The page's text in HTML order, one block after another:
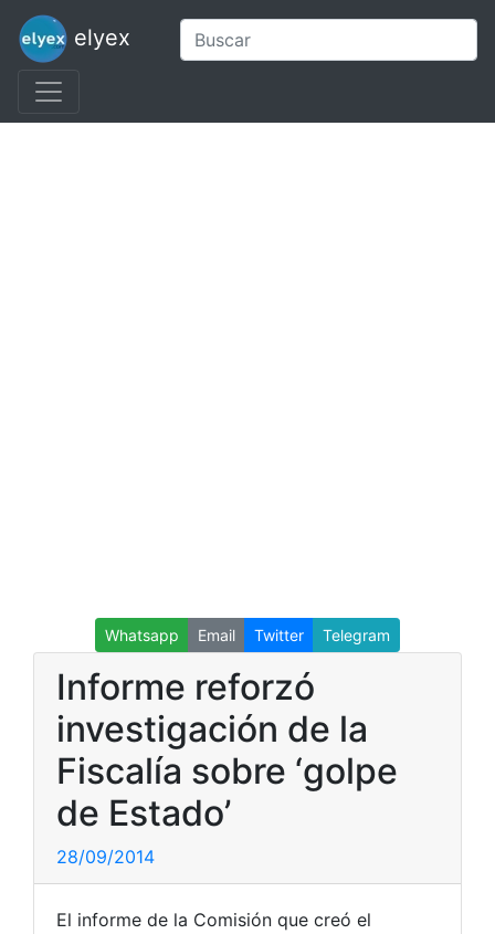
elyex
Whatsapp Email Twitter Telegram
Informe reforzó
investigación de la
Fiscalía sobre ‘golpe
de Estado’
28/09/2014
El informe de la Comisión que creó el